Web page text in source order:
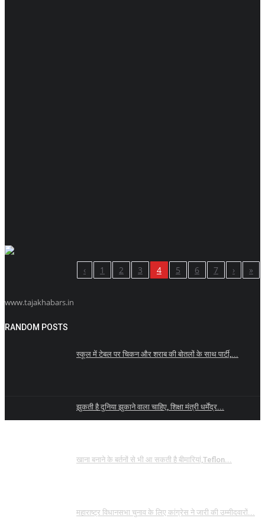
‹ 1 2 3 4 5 6 7 › »
www.tajakhabars.in
RANDOM POSTS
स्कूल में टेबल पर चिकन और शराब की बोतलों के साथ पार्टी,...
झुकती है दुनिया झुकाने वाला चाहिए, शिक्षा मंत्री धर्मेंद्र...
खाना बनाने के बर्तनों से भी आ सकती है बीमारियां,Teflon...
महाराष्ट्र विधानसभा चुनाव के लिए कांग्रेस ने जारी की उम्मीदवारों...